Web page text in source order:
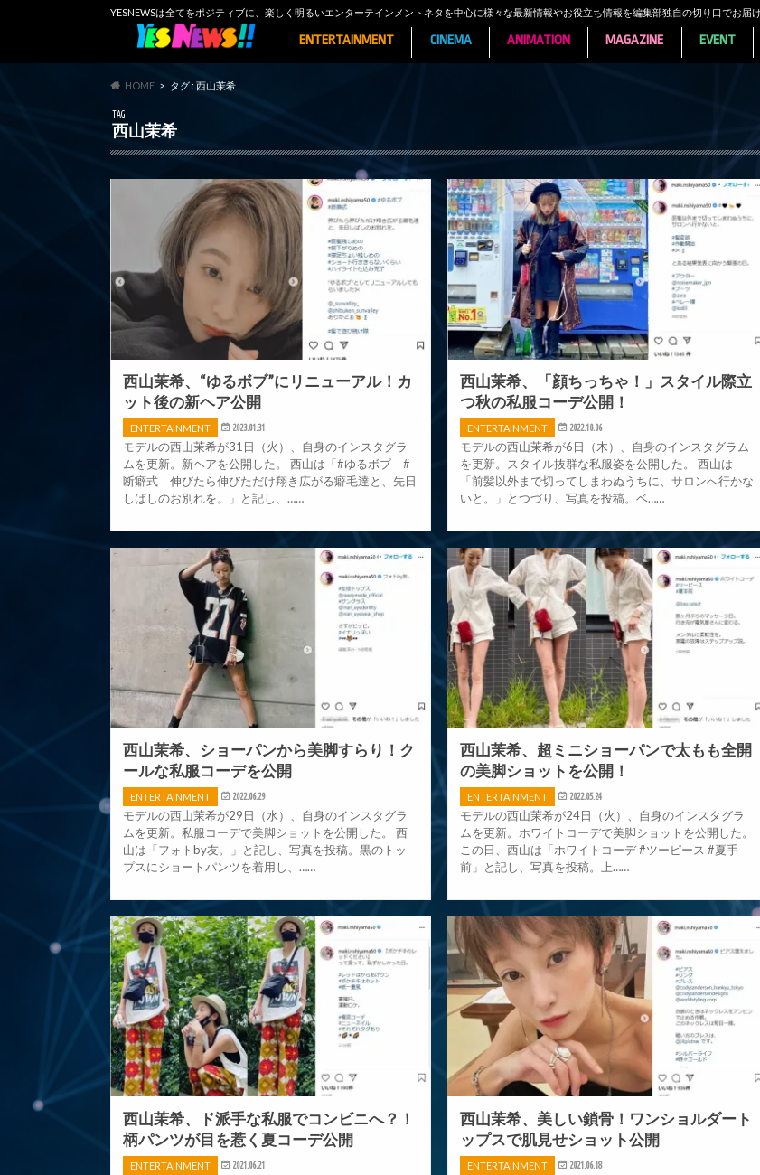
YESNEWSは全てをポジティブに、楽しく明るいエンターテインメントネタを中心に様々な最新情報やお役立ち情報を編集部独自の切り口でお届
ENTERTAINMENT CINEMA ANIMATION MAGAZINE EVENT
HOME タグ : 西山茉希
TAG
西山茉希
西山茉希、“ゆるボブ”にリニューアル！カ
ット後の新ヘア公開
ENTERTAINMENT 2023.01.31
モデルの西山茉希が31日（火）、自身のインスタグラ
ムを更新。新ヘアを公開した。 西山は「#ゆるボブ #
断癖式 伸びたら伸びただけ翔き広がる癖毛達と、先日
しばしのお別れを。」と記し、……
西山茉希、「顔ちっちゃ！」スタイル際立
つ秋の私服コーデ公開！
ENTERTAINMENT 2022.10.06
モデルの西山茉希が6日（木）、自身のインスタグラム
を更新。スタイル抜群な私服姿を公開した。 西山は
「前髪以外まで切ってしまわぬうちに、サロンへ行かな
いと。」とつづり、写真を投稿。ベ……
西山茉希、ショーパンから美脚すらり！ク
ールな私服コーデを公開
ENTERTAINMENT 2022.06.29
モデルの西山茉希が29日（水）、自身のインスタグラ
ムを更新。私服コーデで美脚ショットを公開した。 西
山は「フォトby友。」と記し、写真を投稿。黒のトッ
プスにショートパンツを着用し、……
西山茉希、超ミニショーパンで太もも全開
の美脚ショットを公開！
ENTERTAINMENT 2022.05.24
モデルの西山茉希が24日（火）、自身のインスタグラ
ムを更新。ホワイトコーデで美脚ショットを公開した。
この日、西山は「ホワイトコーデ #ツーピース #夏手
前」と記し、写真を投稿。上……
西山茉希、ド派手な私服でコンビニへ？！
柄パンツが目を惹く夏コーデ公開
ENTERTAINMENT 2021.06.21
西山茉希、美しい鎖骨！ワンショルダート
ップスで肌見せショット公開
ENTERTAINMENT 2021.06.18